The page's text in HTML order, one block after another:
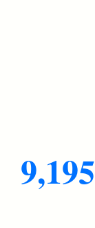
9,195